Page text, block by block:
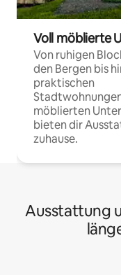
Voll möblierte
Von ruhigen
den Bergen bis
praktischen
möblierten
bieten dir
zuhause.
Ausstattung